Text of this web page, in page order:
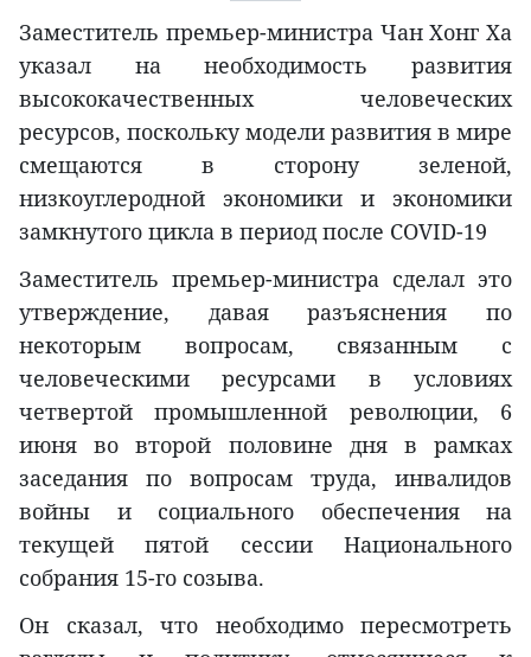
Заместитель премьер-министра Чан Хонг Ха
указал на необходимость развития
высококачественных человеческих
ресурсов, поскольку модели развития в мире
смещаются в сторону зеленой,
низкоуглеродной экономики и экономики
замкнутого цикла в период после COVID-19
Заместитель премьер-министра сделал это
утверждение, давая разъяснения по
некоторым вопросам, связанным с
человеческими ресурсами в условиях
четвертой промышленной революции, 6
июня во второй половине дня в рамках
заседания по вопросам труда, инвалидов
войны и социального обеспечения на
текущей пятой сессии Национального
собрания 15-го созыва.
Он сказал, что необходимо пересмотреть